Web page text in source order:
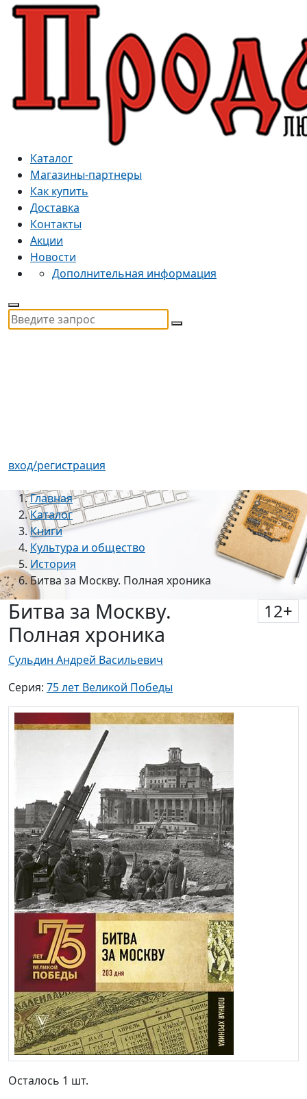
Каталог
Магазины-партнеры
Как купить
Доставка
Контакты
Акции
Новости
Дополнительная информация
вход/регистрация
Главная
Каталог
Книги
Культура и общество
История
Битва за Москву. Полная хроника
Битва за Москву.
Полная хроника
12+
Сульдин Андрей Васильевич
Серия: 75 лет Великой Победы
Осталось 1 шт.